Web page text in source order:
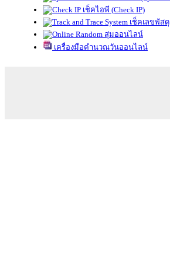
เช็คไอพี (Check IP)
เช็คเลขพัสดุ
สุ่มออนไลน์
เครื่องมือคำนวณวันออนไลน์